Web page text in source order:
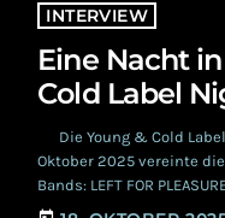
INTERVIEW
Eine Nacht
Cold Label
Die Young & Cold Label
Oktober 2025 vereinte
Bands: LEFT FOR
die Dunkelheit über die